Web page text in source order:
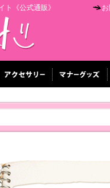
ト《公式通販》